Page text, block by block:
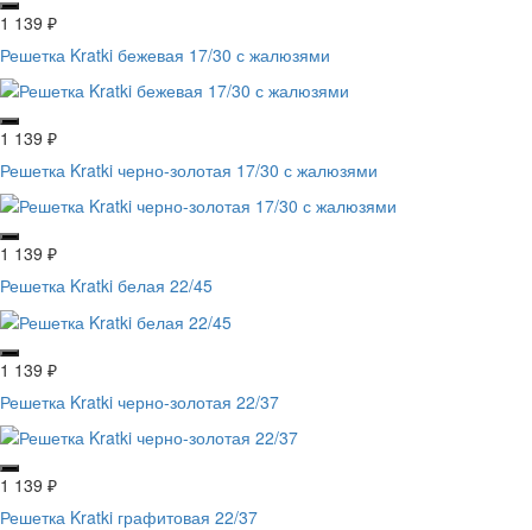
1 139 ₽
Решетка Kratki бежевая 17/30 с жалюзями
1 139 ₽
Решетка Kratki черно-золотая 17/30 с жалюзями
1 139 ₽
Решетка Kratki белая 22/45
1 139 ₽
Решетка Kratki черно-золотая 22/37
1 139 ₽
Решетка Kratki графитовая 22/37